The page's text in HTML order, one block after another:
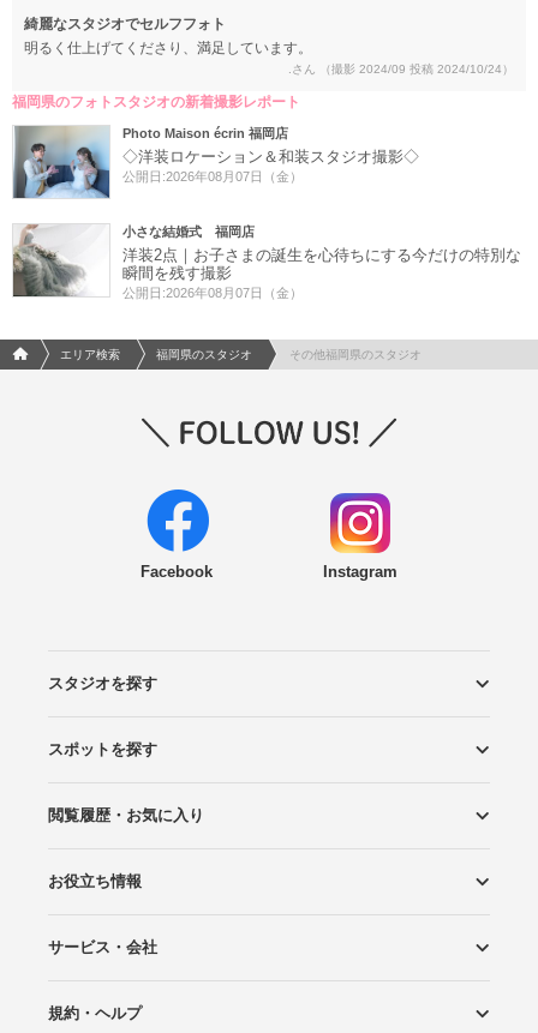
綺麗なスタジオでセルフフォト
明るく仕上げてくださり、満足しています。
.さん （撮影 2024/09 投稿 2024/10/24）
福岡県のフォトスタジオの新着撮影レポート
Photo Maison écrin 福岡店
◇洋装ロケーション＆和装スタジオ撮影◇
公開日:2026年08月07日（金）
小さな結婚式 福岡店
洋装2点｜お子さまの誕生を心待ちにする今だけの特別な
瞬間を残す撮影
公開日:2026年08月07日（金）
フォトウエディング/結婚写真のPhotorait ホーム
エリア検索 福岡県のスタジオ その他福岡県のスタジオ
Facebook Instagram
スタジオを探す
エリアから探す
こだわりから探す
NEW PHOTO STYLE
プランから探す
フォトタイプ診断
フォトグラファーから探す
国内リゾートから探す
スポットを探す
ロケーションから探す
スタジオから探す
閲覧履歴・お気に入り
閲覧スタジオ
お気に入り
お役立ち情報
Wedding Photo マガジン
はじめてガイド
サービス・会社
Photoraitとは
スタジオの掲載について
お問い合わせ
運営会社
サイトマップ
規約・ヘルプ